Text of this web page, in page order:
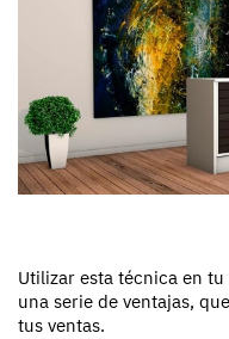
Utilizar esta técnica en
una serie de ventajas,
tus ventas.